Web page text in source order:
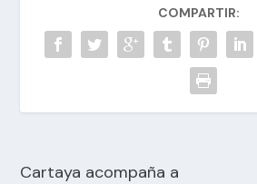
COMPARTIR:
Cartaya acompaña a